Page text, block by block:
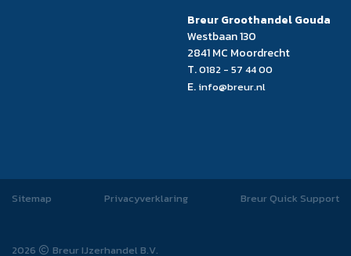
Breur Groothandel Gouda
Westbaan 130
2841 MC Moordrecht
T.0182 - 57 44 00
E. info@breur.nl
Sitemap Privacyverklaring Breur Quick Support
2026 Breur IJzerhandel B.V.